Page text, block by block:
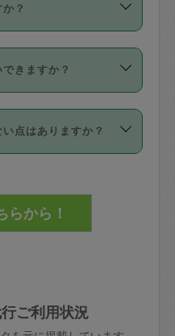
ので、各自の得意
は１件目のレビュ
ジさんの登録に際
険について教えて
」をかけることが
期、スポット契約
以下のキャンセル
依頼料金の50%
キャンセル＝依頼
額
？
メニューはありま
依頼を活用するこ
たタスカジさんを
なるタスカジさ
たタスカジさんに
きますか？
スカジさんの同意
頼ののち、タスカ
十分な信頼関係が
めにタスカジさん
対象外となるので
点はありますか？
ッカーや金庫に入
管理するよう心掛
ご利用状況